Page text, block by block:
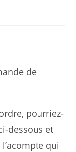
de
pourriez-
dessous et
qui